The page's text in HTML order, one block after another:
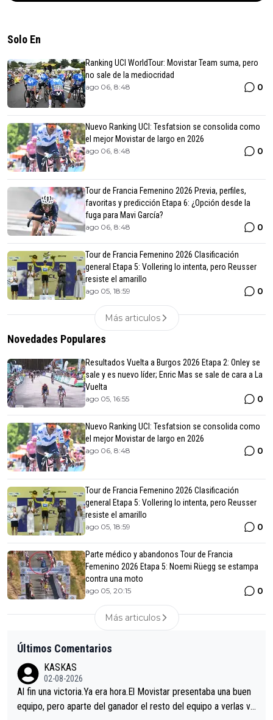
Solo En
Ranking UCI WorldTour: Movistar Team suma, pero
no sale de la mediocridad
ago 06, 8:48 0
Nuevo Ranking UCI: Tesfatsion se consolida como
el mejor Movistar de largo en 2026
ago 06, 8:48 0
Tour de Francia Femenino 2026 Previa, perfiles,
favoritas y predicción Etapa 6: ¿Opción desde la
fuga para Mavi García?
ago 06, 8:48 0
Tour de Francia Femenino 2026 Clasificación
general Etapa 5: Vollering lo intenta, pero Reusser
resiste el amarillo
ago 05, 18:59 0
Más articulos
Novedades Populares
Resultados Vuelta a Burgos 2026 Etapa 2: Onley se
sale y es nuevo líder; Enric Mas se sale de cara a La
Vuelta
ago 05, 16:55 0
Nuevo Ranking UCI: Tesfatsion se consolida como
el mejor Movistar de largo en 2026
ago 06, 8:48 0
Tour de Francia Femenino 2026 Clasificación
general Etapa 5: Vollering lo intenta, pero Reusser
resiste el amarillo
ago 05, 18:59 0
Parte médico y abandonos Tour de Francia
Femenino 2026 Etapa 5: Noemi Rüegg se estampa
contra una moto
ago 05, 20:15 0
Más articulos
Últimos Comentarios
KASKAS
02-08-2026
Al fin una victoria.Ya era hora.El Movistar presentaba una buen
equipo, pero aparte del ganador el resto del equipo a verlas ve